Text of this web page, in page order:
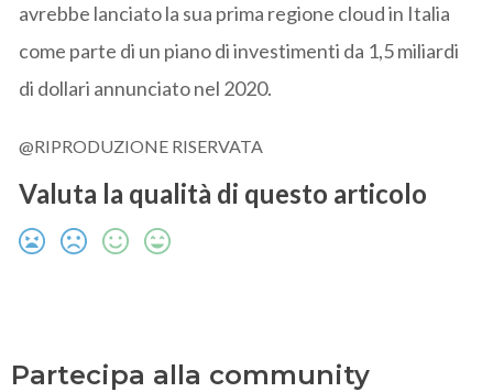
avrebbe lanciato la sua prima regione cloud in Italia
come parte di un piano di investimenti da 1,5 miliardi
di dollari annunciato nel 2020.
@RIPRODUZIONE RISERVATA
Valuta la qualità di questo articolo
Partecipa alla community